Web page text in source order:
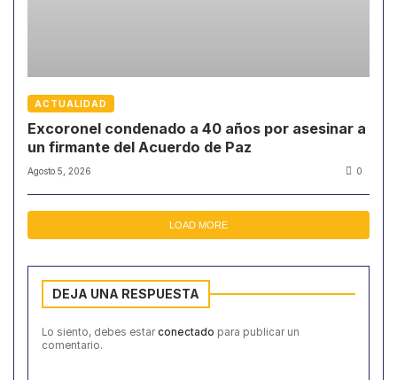
ACTUALIDAD
Excoronel condenado a 40 años por asesinar a
un firmante del Acuerdo de Paz
Agosto 5, 2026 0
LOAD MORE
DEJA UNA RESPUESTA
Lo siento, debes estar conectado para publicar un
comentario.